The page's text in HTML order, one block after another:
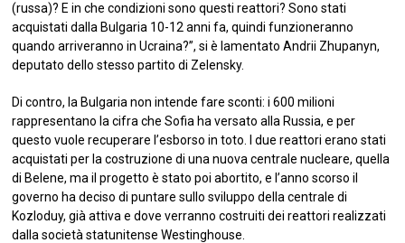
(russa)? E in che condizioni sono questi reattori? Sono stati
acquistati dalla Bulgaria 10-12 anni fa, quindi funzioneranno
quando arriveranno in Ucraina?”, si è lamentato Andrii Zhupanyn,
deputato dello stesso partito di Zelensky.
Di contro, la Bulgaria non intende fare sconti: i 600 milioni
rappresentano la cifra che Sofia ha versato alla Russia, e per
questo vuole recuperare l’esborso in toto. I due reattori erano stati
acquistati per la costruzione di una nuova centrale nucleare, quella
di Belene, ma il progetto è stato poi abortito, e l’anno scorso il
governo ha deciso di puntare sullo sviluppo della centrale di
Kozloduy, già attiva e dove verranno costruiti dei reattori realizzati
dalla società statunitense Westinghouse.